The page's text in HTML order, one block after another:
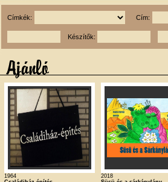
Címkék: Cím:
Készítők:
1964
2018